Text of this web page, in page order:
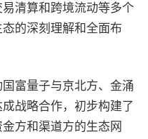
清算和跨境流动等多个
的深刻理解和全面布
富量子与京北方、金涌
战略合作，初步构建了
方和渠道方的生态网